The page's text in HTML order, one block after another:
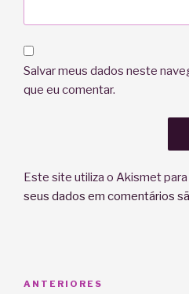
Salvar meus dados neste
que eu comentar.
Este site utiliza o Akismet
seus dados em comentários
Post
ANTERIORES